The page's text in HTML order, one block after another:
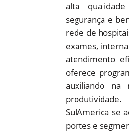
alta
segurança e
rede de
exames,
atendimento
oferece
auxiliando na
SulAmerica se
portes e